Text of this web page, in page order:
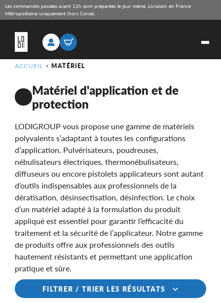
Les commandes passées avant 11h sont préparées le jour même. Livraison en France
Métropolitaine uniquement (hors Corse).
ACCUEIL >MATÉRIEL
Matériel d'application et de
protection
LODIGROUP vous propose une gamme de matériels
polyvalents s’adaptant à toutes les configurations
d’application. Pulvérisateurs, poudreuses,
nébulisateurs électriques, thermonébulisateurs,
diffuseurs ou encore pistolets applicateurs sont autant
d’outils indispensables aux professionnels de la
dératisation, désinsectisation, désinfection. Le choix
d’un matériel adapté à la formulation du produit
appliqué est essentiel pour garantir l’efficacité du
traitement et la sécurité de l’applicateur. Notre gamme
de produits offre aux professionnels des outils
hautement résistants et permettant une application
pratique et sûre.
FILTRER / TRIER LES RÉSULTATS